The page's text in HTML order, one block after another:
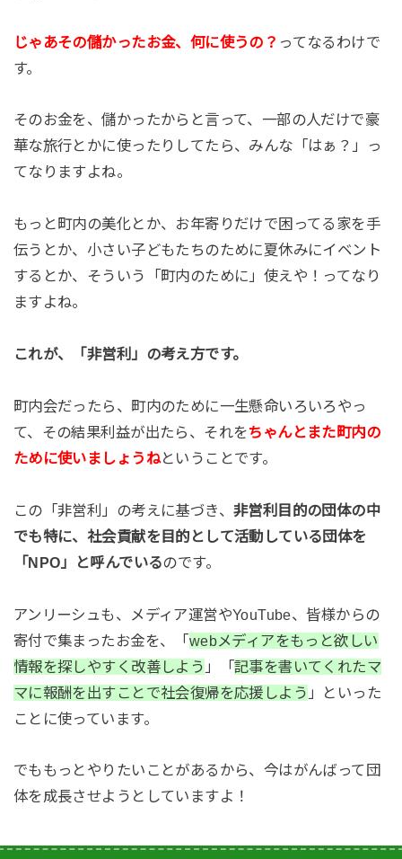
じゃあその儲かったお金、何に使うの？ ってなるわけで
す。
そのお金を、儲かったからと言って、一部の人だけで豪
華な旅行とかに使ったりしてたら、みんな「はぁ？」っ
てなりますよね。
もっと町内の美化とか、お年寄りだけで困ってる家を手
伝うとか、小さい子どもたちのために夏休みにイベント
するとか、そういう「町内のために」使えや！ってなり
ますよね。
これが、「非営利」の考え方です。
町内会だったら、町内のために一生懸命いろいろやっ
て、その結果利益が出たら、それをちゃんとまた町内の
ために使いましょうねということです。
この「非営利」の考えに基づき、非営利目的の団体の中
でも特に、社会貢献を目的として活動している団体を
「NPO」と呼んでいるのです。
アンリーシュも、メディア運営やYouTube、皆様からの
寄付で集まったお金を、「webメディアをもっと欲しい
情報を探しやすく改善しよう 」「記事を書いてくれたマ
マに報酬を出すことで社会復帰を応援しよう 」といった
ことに使っています。
でももっとやりたいことがあるから、今はがんばって団
体を成長させようとしていますよ！